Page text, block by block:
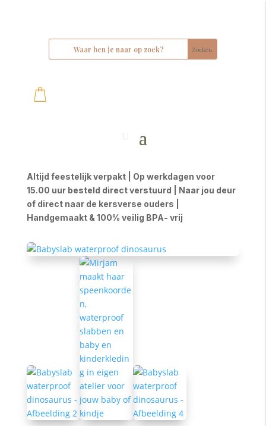
Altijd feestelijk verpakt | Op werkdagen voor
15.00 uur besteld direct verstuurd | Naar jou deur
of direct naar de kersverse ouders |
Handgemaakt & 100% veilig BPA- vrij